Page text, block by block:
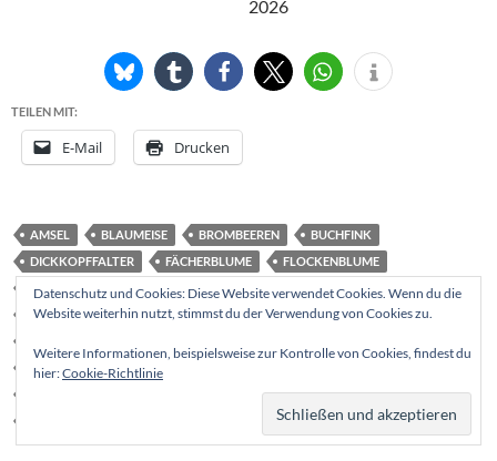
TEILEN MIT:
E-Mail Drucken
AMSEL BLAUMEISE BROMBEEREN
BUCHFINK
DICKKOPFFALTER
FÄCHERBLUME
FLOCKENBLUME
GROSSES OCHSENAUGE
HAUSSPERLING
JOHANNISKRAUT
KLEINER FEUERFALTER
KOHLMEISE
KUPFERFELSENBIRNE
ROTKEHLCHEN
SCHACHBRETTFALTER
SUMPFMEISE
TAGPFAUENAUGE
WILDER MAJORAN (ECHTER DOST)
Datenschutz und Cookies: Diese Website verwendet Cookies. Wenn du die
Website weiterhin nutzt, stimmst du der Verwendung von Cookies zu.
Weitere Informationen, beispielsweise zur Kontrolle von Cookies, findest du
hier:Cookie-Richtlinie